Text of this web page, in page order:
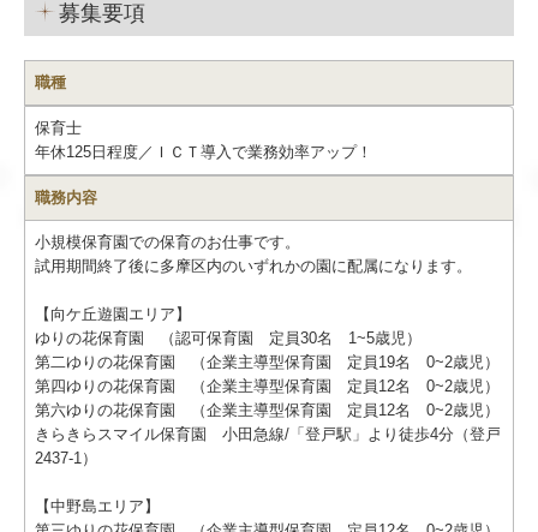
募集要項
職種
保育士
年休125日程度／ＩＣＴ導入で業務効率アップ！
職務内容
小規模保育園での保育のお仕事です。
試用期間終了後に多摩区内のいずれかの園に配属になります。
【向ケ丘遊園エリア】
ゆりの花保育園 （認可保育園 定員30名 1~5歳児）
第二ゆりの花保育園 （企業主導型保育園 定員19名 0~2歳児）
第四ゆりの花保育園 （企業主導型保育園 定員12名 0~2歳児）
第六ゆりの花保育園 （企業主導型保育園 定員12名 0~2歳児）
きらきらスマイル保育園 小田急線/「登戸駅」より徒歩4分（登戸
2437-1）
【中野島エリア】